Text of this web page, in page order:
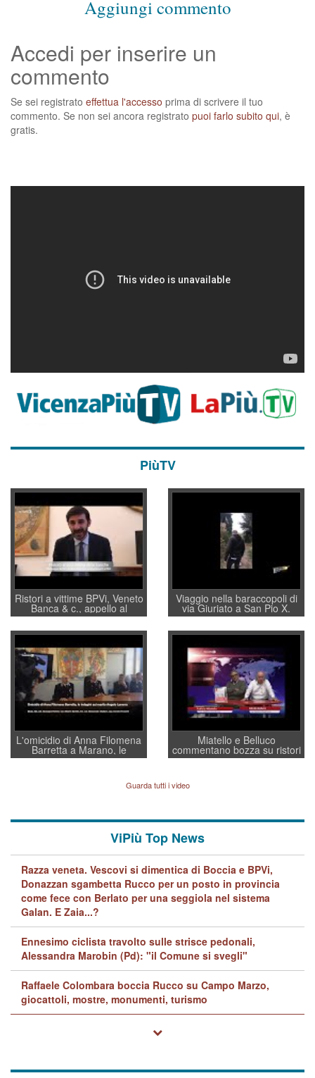
Aggiungi commento
Accedi per inserire un
commento
Se sei registrato effettua l'accesso prima di scrivere il tuo
commento. Se non sei ancora registrato puoi farlo subito qui, è
gratis.
PiùTV
Ristori a vittime BPVi, Veneto
Banca & c., appello al
sottosegretario Alessio
Villarosa: per mettere ordine
convochi con Di Maio CNCU
a supporto della cabina di
regia al Mef
Viaggio nella baraccopoli di
via Giuriato a San Pio X.
Vicenza ai Vicentini: “faremo
un regalo di Natale ai
residenti”
L'omicidio di Anna Filomena
Barretta a Marano, le
indagini dei carabinieri di
Lavarra: più avvincenti di
quelle di... Barbara D'Urso
Miatello e Belluco
commentano bozza su ristori
BPVi e Veneto Banca
Guarda tutti i video
ViPiù Top News
Razza veneta. Vescovi si dimentica di Boccia e BPVi,
Donazzan sgambetta Rucco per un posto in provincia
come fece con Berlato per una seggiola nel sistema
Galan. E Zaia...?
Ennesimo ciclista travolto sulle strisce pedonali,
Alessandra Marobin (Pd): "il Comune si svegli"
Raffaele Colombara boccia Rucco su Campo Marzo,
giocattoli, mostre, monumenti, turismo